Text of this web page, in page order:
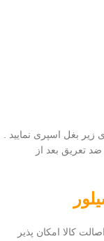
زیر بغل اسپری نمایید .
تعریق بعد از
کالا امکان پذیر